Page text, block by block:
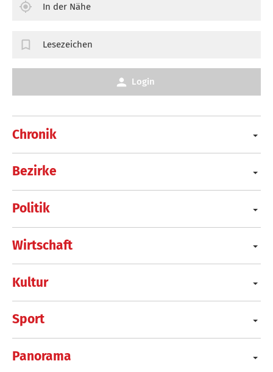
Chronik
Bezirke
Politik
Wirtschaft
Kultur
Sport
Panorama
In der Nähe
Lesezeichen
Login